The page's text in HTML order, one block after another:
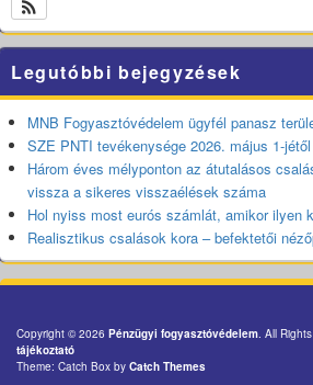
Legutóbbi bejegyzések
MNB Fogyasztóvédelem ügyfél panasz
SZE PNTI tevékenysége 2026. május 1-
Három éves mélyponton az átutalásos
vissza a sikeres visszaélések száma
Hol nyiss most eurós számlát, amikor ilyen
Realisztikus csalások kora – befektetői
Copyright © 2026 Pénzügyi fogyasztóvédelem. All
tájékoztató
Theme: Catch Box by Catch Themes